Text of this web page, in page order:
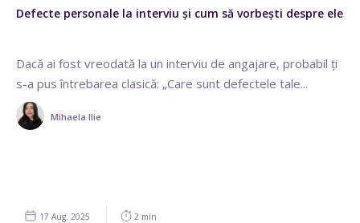
Defecte personale la interviu și cum să vorbești despre ele
Dacă ai fost vreodată la un interviu de angajare, probabil ți
s-a pus întrebarea clasică: „Care sunt defectele tale...
Mihaela Ilie
17 Aug. 2025 2 min